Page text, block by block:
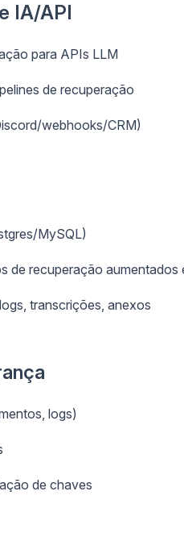
IA/API
para APIs LLM
de recuperação
webhooks/CRM)
MySQL)
de recuperação aumentados
transcrições, anexos
logs)
de chaves